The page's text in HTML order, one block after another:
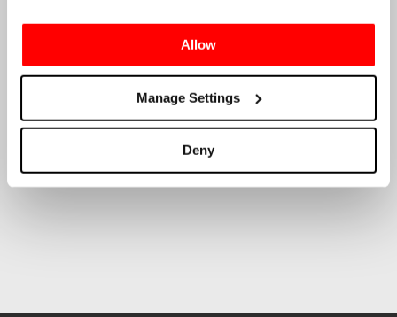
Allow
Manage Settings
Deny
Liquidation zur Verfügung stellen, einschließlich Unterlagen
darüber, wie Sie eine Forderung gegen das Unternehmen geltend
machen können.
kann kontaktiert werden unter
motorsport.tickets@crowe.co.uk